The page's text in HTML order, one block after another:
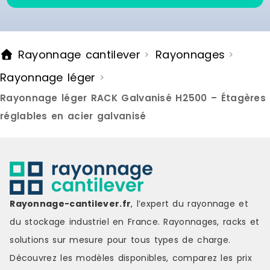
Rayonnage cantilever > Rayonnages >
Rayonnage léger >
Rayonnage léger RACK Galvanisé H2500 – Étagères
réglables en acier galvanisé
Rayonnage-cantilever.fr, l’expert du rayonnage et
du stockage industriel en France. Rayonnages, racks et
solutions sur mesure pour tous types de charge.
Découvrez les modèles disponibles, comparez les prix